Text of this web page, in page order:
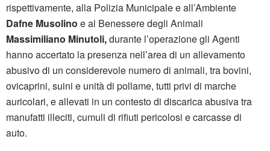
rispettivamente, alla Polizia Municipale e all’Ambiente
Dafne Musolino e al Benessere degli Animali
Massimiliano Minutoli,durante l’operazione gli Agenti
hanno accertato la presenza nell’area di un allevamento
abusivo di un considerevole numero di animali, tra bovini,
ovicaprini, suini e unità di pollame, tutti privi di marche
auricolari, e allevati in un contesto di discarica abusiva tra
manufatti illeciti, cumuli di rifiuti pericolosi e carcasse di
auto.